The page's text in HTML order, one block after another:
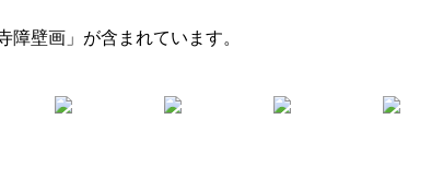
障壁画」が含まれています。